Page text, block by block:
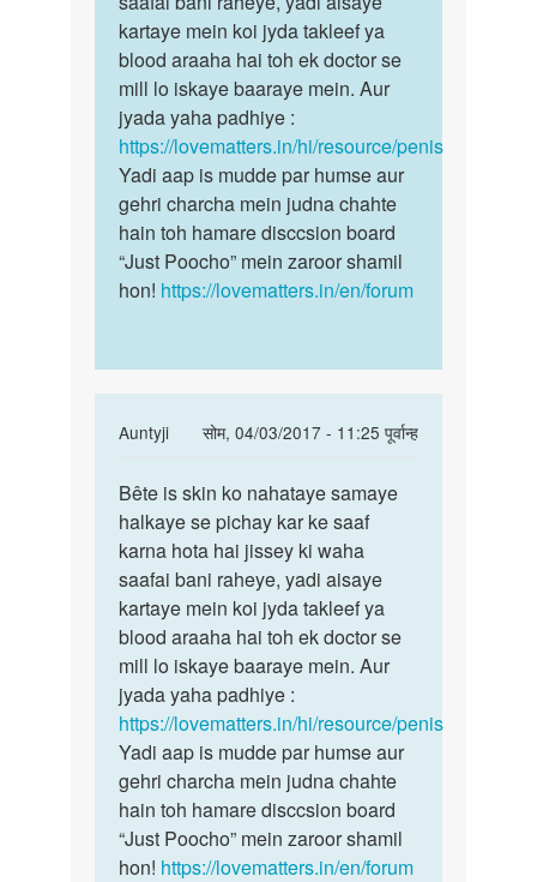
niche
nhi
hota
by
sunil
nahataye
kartaye mein koi jyda takleef ya
blood araaha hai toh ek doctor se
mill lo iskaye baaraye mein. Aur
jyada yaha padhiye :
https://lovematters.in/hi/resource/penis
Yadi aap is mudde par humse aur
gehri charcha mein judna chahte
hain toh hamare disccsion board
“Just Poocho” mein zaroor shamil
hon! https://lovematters.in/en/forum
Auntyji
सोम, 04/03/2017 - 11:25 पूर्वान्ह
In
to
Mere
Lund
ka
topa
nahi
khulta
by
Patel20
Bête
is
skin
ko
nahataye
Bête is skin ko nahataye samaye
halkaye se pichay kar ke saaf
karna hota hai jissey ki waha
saafai bani raheye, yadi aisaye
kartaye mein koi jyda takleef ya
blood araaha hai toh ek doctor se
mill lo iskaye baaraye mein. Aur
jyada yaha padhiye :
https://lovematters.in/hi/resource/penis
Yadi aap is mudde par humse aur
gehri charcha mein judna chahte
hain toh hamare disccsion board
“Just Poocho” mein zaroor shamil
hon! https://lovematters.in/en/forum